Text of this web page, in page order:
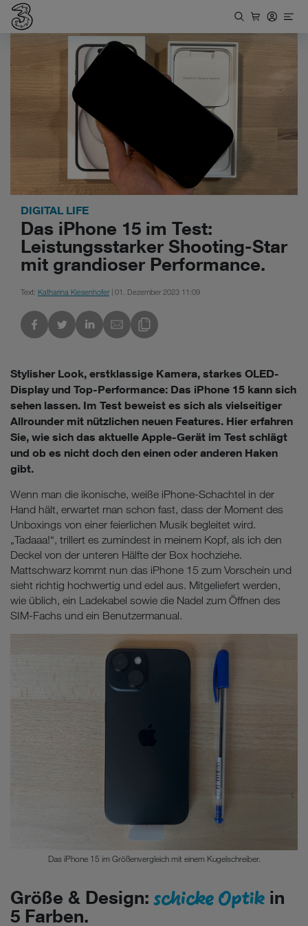
DIGITAL LIFE
Das iPhone 15 im Test:
Leistungsstarker Shooting-Star
mit grandioser Performance.
Text: Katharina Kiesenhofer| 01. Dezember 2023 11:09
Link des Blogs kopieren
Stylisher Look, erstklassige Kamera, starkes OLED-
Display und Top-Performance: Das iPhone 15 kann sich
sehen lassen. Im Test beweist es sich als vielseitiger
Allrounder mit nützlichen neuen Features. Hier erfahren
Sie, wie sich das aktuelle Apple-Gerät im Test schlägt
und ob es nicht doch den einen oder anderen Haken
gibt.
Wenn man die ikonische, weiße iPhone-Schachtel in der
Hand hält, erwartet man schon fast, dass der Moment des
Unboxings von einer feierlichen Musik begleitet wird.
„Tadaaa!“, trillert es zumindest in meinem Kopf, als ich den
Deckel von der unteren Hälfte der Box hochziehe.
Mattschwarz kommt nun das iPhone 15 zum Vorschein und
sieht richtig hochwertig und edel aus. Mitgeliefert werden,
wie üblich, ein Ladekabel sowie die Nadel zum Öffnen des
SIM-Fachs und ein Benutzermanual.
Das iPhone 15 im Größenvergleich mit einem Kugelschreiber.
Größe & Design:schicke Optik in
5 Farben.